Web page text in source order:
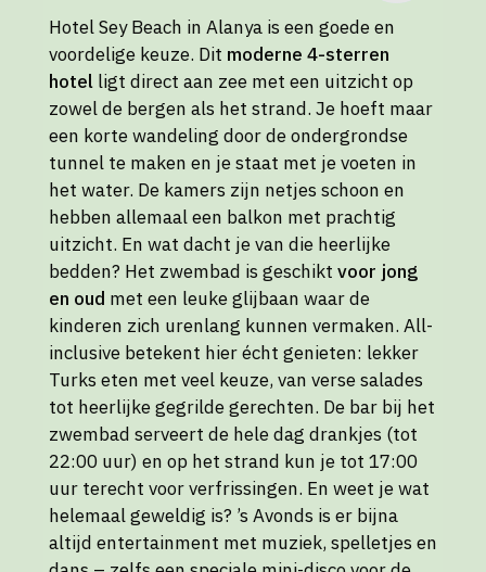
Hotel Sey Beach in Alanya is een goede en
voordelige keuze. Dit moderne 4-sterren
hotel ligt direct aan zee met een uitzicht op
zowel de bergen als het strand. Je hoeft maar
een korte wandeling door de ondergrondse
tunnel te maken en je staat met je voeten in
het water. De kamers zijn netjes schoon en
hebben allemaal een balkon met prachtig
uitzicht. En wat dacht je van die heerlijke
bedden? Het zwembad is geschikt voor jong
en oud met een leuke glijbaan waar de
kinderen zich urenlang kunnen vermaken. All-
inclusive betekent hier écht genieten: lekker
Turks eten met veel keuze, van verse salades
tot heerlijke gegrilde gerechten. De bar bij het
zwembad serveert de hele dag drankjes (tot
22:00 uur) en op het strand kun je tot 17:00
uur terecht voor verfrissingen. En weet je wat
helemaal geweldig is? ’s Avonds is er bijna
altijd entertainment met muziek, spelletjes en